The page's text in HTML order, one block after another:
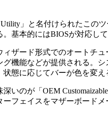
」と名付けられたこの
基本的にはBIOSが対応し
ザード形式でのオートチ
グ機能などが提供される。
態に応じてバーが色を変
いのが「OEM
フェイスをマザーボード